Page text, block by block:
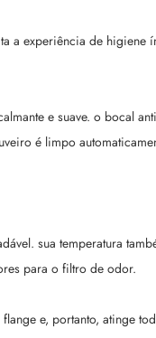
a experiência de higiene
e suave. o bocal
é limpo
sua temperatura
para o filtro de odor.
e, portanto, atinge